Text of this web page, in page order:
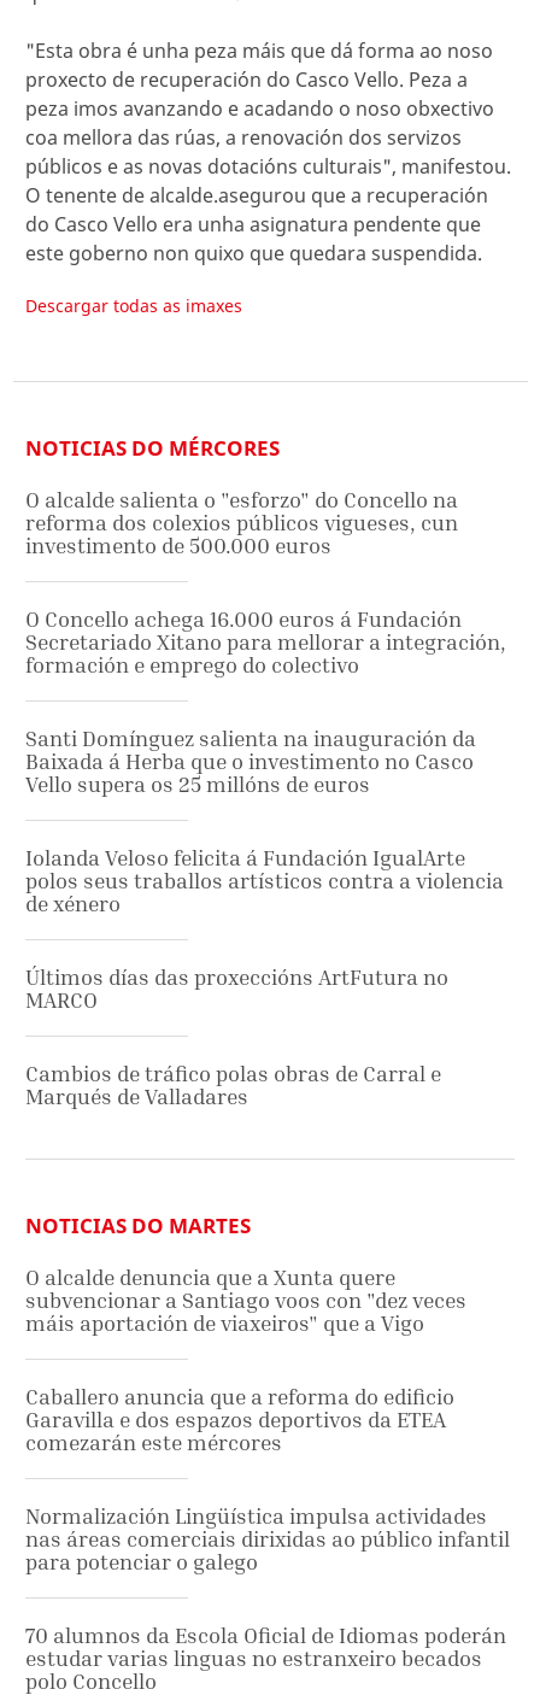
"Esta obra é unha peza máis que dá forma ao noso
proxecto de recuperación do Casco Vello. Peza a
peza imos avanzando e acadando o noso obxectivo
coa mellora das rúas, a renovación dos servizos
públicos e as novas dotacións culturais", manifestou.
O tenente de alcalde.asegurou que a recuperación
do Casco Vello era unha asignatura pendente que
este goberno non quixo que quedara suspendida.
Descargar todas as imaxes
NOTICIAS DO MÉRCORES
O alcalde salienta o "esforzo" do Concello na
reforma dos colexios públicos vigueses, cun
investimento de 500.000 euros
O Concello achega 16.000 euros á Fundación
Secretariado Xitano para mellorar a integración,
formación e emprego do colectivo
Santi Domínguez salienta na inauguración da
Baixada á Herba que o investimento no Casco
Vello supera os 25 millóns de euros
Iolanda Veloso felicita á Fundación IgualArte
polos seus traballos artísticos contra a violencia
de xénero
Últimos días das proxeccións ArtFutura no
MARCO
Cambios de tráfico polas obras de Carral e
Marqués de Valladares
NOTICIAS DO MARTES
O alcalde denuncia que a Xunta quere
subvencionar a Santiago voos con "dez veces
máis aportación de viaxeiros" que a Vigo
Caballero anuncia que a reforma do edificio
Garavilla e dos espazos deportivos da ETEA
comezarán este mércores
Normalización Lingüística impulsa actividades
nas áreas comerciais dirixidas ao público infantil
para potenciar o galego
70 alumnos da Escola Oficial de Idiomas poderán
estudar varias linguas no estranxeiro becados
polo Concello